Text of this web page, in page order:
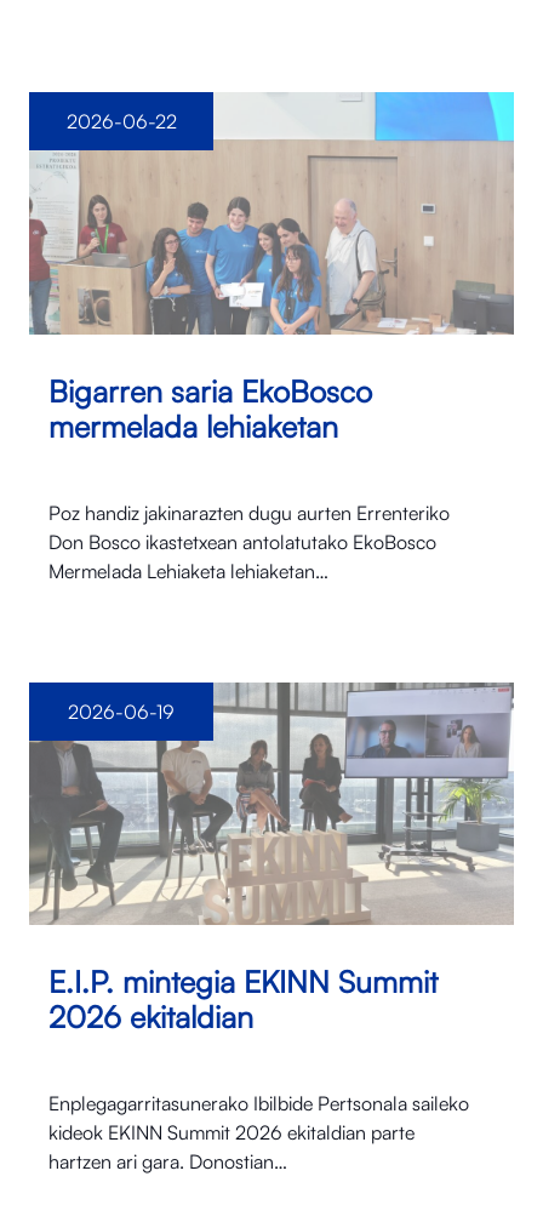
Bigarren saria EkoBosco
mermelada lehiaketan
Poz handiz jakinarazten dugu aurten Errenteriko
Don Bosco ikastetxean antolatutako EkoBosco
Mermelada Lehiaketa lehiaketan…
2026-06-22
E.I.P. mintegia EKINN Summit
2026 ekitaldian
Enplegagarritasunerako Ibilbide Pertsonala saileko
kideok EKINN Summit 2026 ekitaldian parte
hartzen ari gara. Donostian…
2026-06-19